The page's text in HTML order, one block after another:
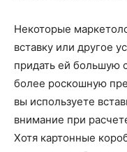
Некоторые
вставку или другое
придать ей большую
более роскошную
вы используете
внимание при
Хотя картонные